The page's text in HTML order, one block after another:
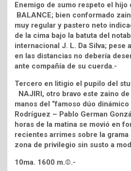
Enemigo de sumo respeto el hijo
BALANCE; bien conformado
muy regular y pastero neto
de la cima bajo la batuta del
internacional J. L. Da Silva; pese
en las distancias no debería
ante compañía de su cuerda.-
Tercero en litigio el pupilo del
NAJIRI, otro bravo este zaino
manos del “famoso dúo dinámico
Rodríguez – Pablo German
horas de la matina se movió en
recientes arrimes sobre la
zona de privilegio sin susto a
10ma. 1600 m.©.-